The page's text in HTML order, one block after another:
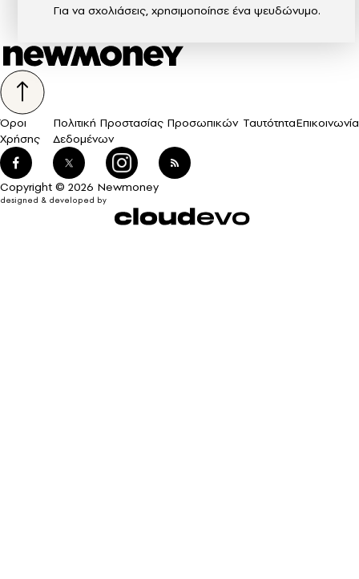
Για να σχολιάσεις, χρησιμοποίησε ένα ψευδώνυμο.
Όροι
Χρήσης
Πολιτική Προστασίας Προσωπικών
Δεδομένων
ΤαυτότηταΕπικοινωνία
Copyright © 2026 Newmoney
designed & developed by